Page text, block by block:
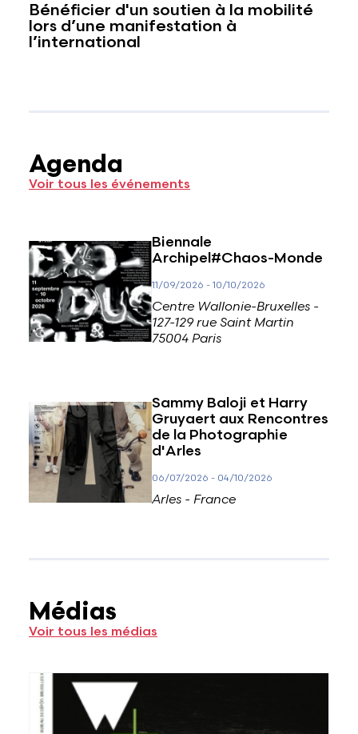
Bénéficier d'un soutien à la mobilité
lors d’une manifestation à
l’international
Agenda
Voir tous les événements
Biennale
Archipel#Chaos-Monde
11/09/2026 -10/10/2026
Centre Wallonie-Bruxelles -
127-129 rue Saint Martin
75004 Paris
Sammy Baloji et Harry
Gruyaert aux Rencontres
de la Photographie
d'Arles
06/07/2026 - 04/10/2026
Arles - France
Médias
Voir tous les médias
Voir plus